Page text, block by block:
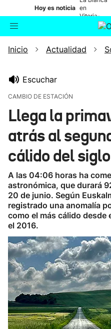
Hoy es noticia en
Vitoria-
Gasteiz
Buscador
Inicio Actualidad
Escuchar
CAMBIO DE ESTACIÓN
Llega la
atrás al
cálido del
A las 04:06 horas ha
astronómica, que durará
20 de junio. Según
registrado una anomalía
como el más cálido
el 2016.